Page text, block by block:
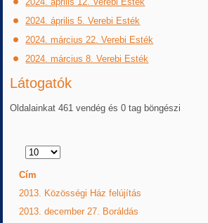
2024. április 5. Verebi Esték
2024. március 22. Verebi Esték
2024. március 8. Verebi Esték
Látogatók
Oldalainkat 461 vendég és 0 tag böngészi
Tételek
Cím
2013. Közösségi Ház felújítás
2013. december 27. Boráldás